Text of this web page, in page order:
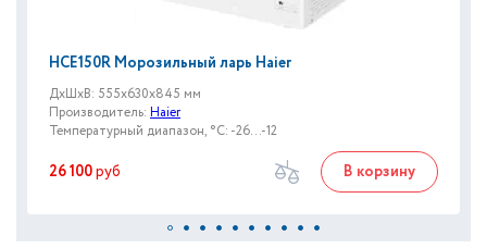
HCE150R Морозильный ларь Haier
ДxШxВ: 555x630x845 мм
Производитель: Haier
Температурный диапазон, °C: -26...-12
26 100руб В корзину